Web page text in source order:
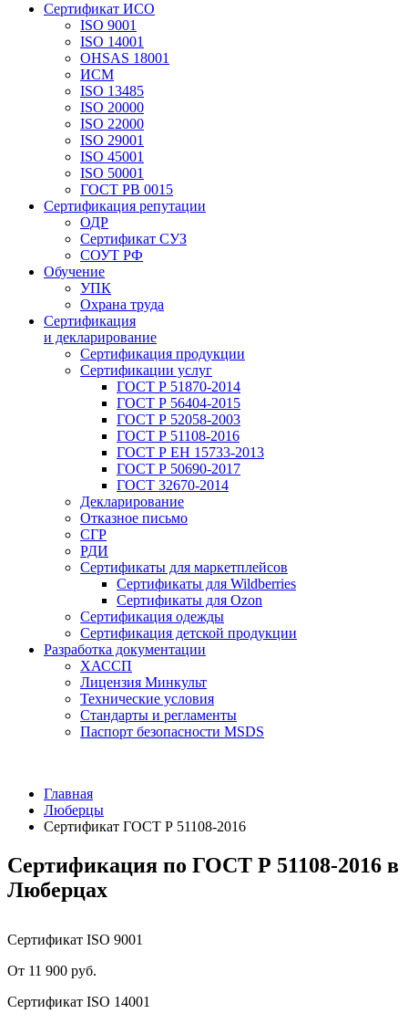
Сертификат ИСО
ISO 9001
ISO 14001
OHSAS 18001
ИСМ
ISO 13485
ISO 20000
ISO 22000
ISO 29001
ISO 45001
ISO 50001
ГОСТ РВ 0015
Сертификация репутации
ОДР
Сертификат СУЗ
СОУТ РФ
Обучение
УПК
Охрана труда
Сертификация
и декларирование
Сертификация продукции
Сертификации услуг
ГОСТ Р 51870-2014
ГОСТ Р 56404-2015
ГОСТ Р 52058-2003
ГОСТ Р 51108-2016
ГОСТ Р ЕН 15733-2013
ГОСТ Р 50690-2017
ГОСТ 32670-2014
Декларирование
Отказное письмо
СГР
РДИ
Сертификаты для маркетплейсов
Сертификаты для Wildberries
Сертификаты для Ozon
Сертификация одежды
Сертификация детской продукции
Разработка документации
ХАССП
Лицензия Минкульт
Технические условия
Стандарты и регламенты
Паспорт безопасности MSDS
Главная
Люберцы
Сертификат ГОСТ Р 51108-2016
Сертификация по ГОСТ Р 51108-2016 в
Люберцах
Сертификат ISO 9001
От 11 900 руб.
Сертификат ISO 14001